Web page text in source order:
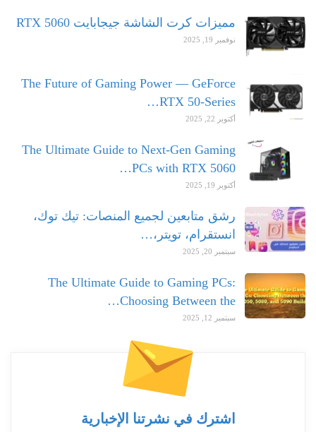
مميزات كرت الشاشة جيجابايت RTX 5060
نوفمبر 19, 2025
The Future of Gaming Power — GeForce
RTX 50-Series…
أكتوبر 22, 2025
The Ultimate Guide to Next-Gen Gaming
PCs with RTX 5060…
أكتوبر 19, 2025
رشق متابعين لجميع المنصات: تيك توك،
انستقرام، تويتر،…
سبتمبر 20, 2025
The Ultimate Guide to Gaming PCs:
Choosing Between the…
سبتمبر 12, 2025
اشترك في نشرتنا الإخبارية